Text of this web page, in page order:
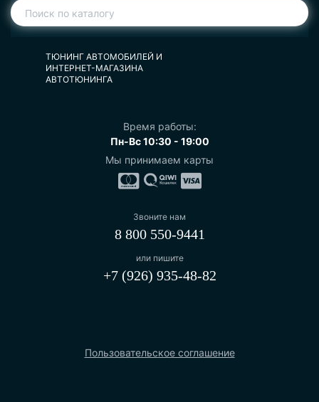
ТЮНИНГ АВТОМОБИЛЕЙ И
ИНТЕРНЕТ-МАГАЗИНА
АВТОТЮНИНГА
Время работы:
Пн-Вс 10:30 - 19:00
Мы принимаем карты
Звоните нам
8 800 550-9441
Пользовательское соглашение
или пишите
+7 (926) 935-48-82